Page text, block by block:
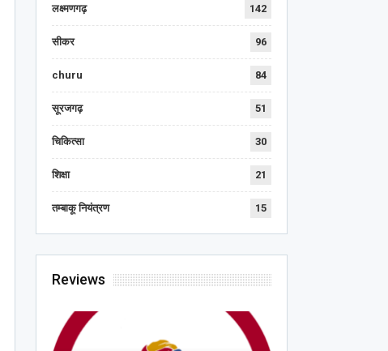
लक्ष्मणगढ़ 142
सीकर 96
churu 84
सूरजगढ़ 51
चिकित्सा 30
शिक्षा 21
तम्बाकू नियंत्रण 15
Reviews